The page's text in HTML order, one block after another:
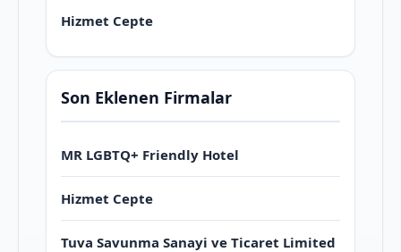
Hizmet Cepte
Son Eklenen Firmalar
MR LGBTQ+ Friendly Hotel
Hizmet Cepte
Tuva Savunma Sanayi ve Ticaret Limited